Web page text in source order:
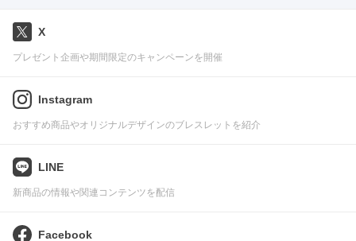
X
プレゼント企画や期間限定のキャンペーンを開催
Instagram
おすすめ商品やオリジナルデザインのブレスレットを紹介
LINE
新商品の情報や関連コンテンツを配信
Facebook